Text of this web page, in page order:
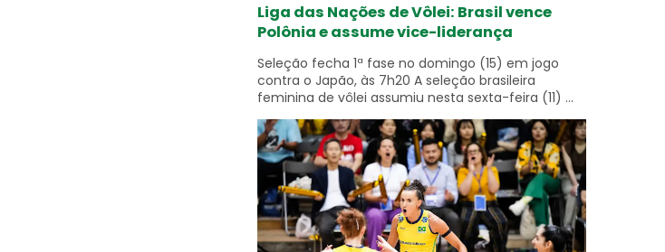
Liga das Nações de Vôlei: Brasil vence
Polônia e assume vice-liderança
Seleção fecha 1ª fase no domingo (15) em jogo
contra o Japão, às 7h20 A seleção brasileira
feminina de vôlei assumiu nesta sexta-feira (11) ...